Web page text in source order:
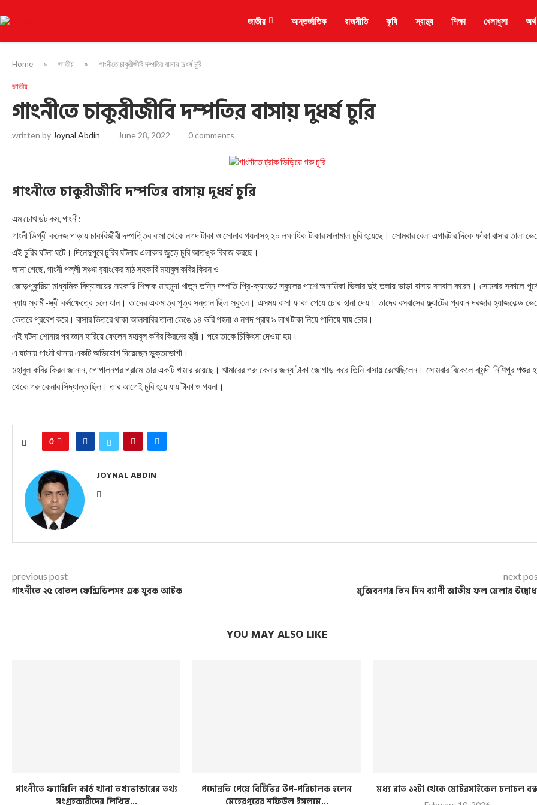
জাতীয় আন্তর্জাতিক রাজনীতি কৃষি স্বাস্থ্য শিক্ষা খেলাধুলা
Home » জাতীয় » গাংনী‌তে চাকুরীজী‌বি দম্প‌তির বাসায় দুধর্ষ চু‌রি
জাতীয়
গাংনী‌তে চাকুরীজী‌বি দম্প‌তির বাসায় দুধর্ষ চু‌রি
written by Joynal Abdin June 28, 2022 0 comments
গাংনী‌তে চাকুরীজী‌বি দম্প‌তির বাসায় দুধর্ষ চু‌রি
এম চোখ ডট কম, গাংনী:
গাংনী ডিগ্রী কলেজ পাড়ায় চাকরিজীবী দম্পত্তির বাসা থেকে নগদ টাকা ও সোনার গয়নাসহ ২০ লক্ষাধিক টাকার মালামাল চুরি হয়েছে। সোমবার বেলা এগারটার দি‌কে ফাঁকা বাসার তালা
এই চুরির ঘটনা ঘটে। দিনেদুপুরে চুরির ঘটনায় এলাকার জুড়ে চুরি আতঙ্ক বিরাজ করছে।
জানা গেছে, গাংনী পল্লী সঞ্চয় ব‌্যাং‌কের মাঠ সহকা‌রি মহাবুল ক‌বির কিরন ও
জোড়পুকু‌রিয়া মাধ্যমিক বিদ্যালয়ের সহকা‌রি শিক্ষক মাহমুদা খাতুন ত‌ন্নি দম্পতি প্রি-ক্যাডেট স্কুলের পাশে অনা‌মিকা ভিলার দুই তলায় ভাড়া বাসায় বসবাস করেন। সোমবার সকালে
ন্যায় স্বামী-স্ত্রী কর্মক্ষেত্রে চলে যান। তাদের একমাত্র পুত্র সন্তান ছিল স্কুলে। এসময় বাসা ফাকা পেয়ে চোর হানা দেয়। তাদের বসবাসের ফ্ল্যাটের প্রধান দরজার হ্যাজবোল্ড
ভেতরে প্রবেশ করে। বাসার ভিতরে থাকা আলমারির তালা ভেঙে ১৪ ভরি গহনা ও নগদ প্রায় ৯ লাখ টাকা নিয়ে পালিয়ে যায় চোর।
এই ঘটনা শোনার পর জ্ঞান হারিয়ে ফেলেন মহাবুল ক‌বির কিরনের স্ত্রী। পরে তাকে চিকিৎসা দেওয়া হয়।
এ ঘটনায় গাংনী থানায় একটি অভিযোগ দিয়েছেন ভুক্তভোগী।
মহাবুল ক‌বির কিরন জানান, গোপালনগর গ্রামে তার একটি খামার রয়েছে। খামারের গরু কেনার জন্য টাকা জোগাড় করে তিনি বাসায় রেখেছিলেন। সোমবার বিকেলে বামন্দী নিশিপুর পশুর
থেকে গরু কেনার সিদ্ধান্ত ছিল। তার আগেই চুরি হয়ে যায় টাকা ও গয়না।
0
JOYNAL ABDIN
previous post
গাংনীতে ২৫ বোতল ফেন্সিডিলসহ এক যুবক আটক
next
মুজিবনগর তিন দিন ব্যাপী জাতীয় ফল মেলার
YOU MAY ALSO LIKE
গাংনীতে ফ্যামিলি কার্ড খানা তথ্যভান্ডারের তথ্য
সংগ্রহকারীদের লিখিত...
পদোন্নতি পেয়ে বিটিভির উপ-পরিচালক হলেন
মেহেরপুরের শফিউল ইসলাম...
মধ্য রাত ১২টা থেকে মোটরসাইকেল চলাচল